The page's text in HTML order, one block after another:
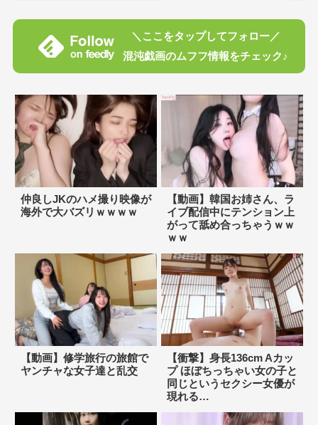
＼ここをタップしてフォロー／
混沌戯画のムフフ情報をチェック♪
仲良しJKのハメ撮り映像が
海外で大バズリｗｗｗｗ
【動画】韓国お姉さん、ラ
イブ配信中にテンション上
がって舐め合っちゃうｗｗ
ｗｗ
【動画】修学旅行の旅館で
ヤンチャな女子達と乱交
【衝撃】身長136cm Aカッ
プ ほぼちっちゃい女の子と
同じというセクシー女優が
現れる…